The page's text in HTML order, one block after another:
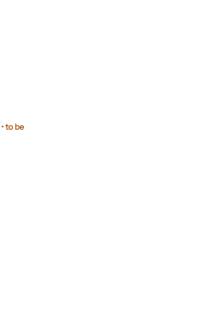
to be